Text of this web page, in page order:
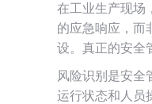
在工业生产现场
的应急响应，而
设。真正的安全
风险识别是安
运行状态和人员